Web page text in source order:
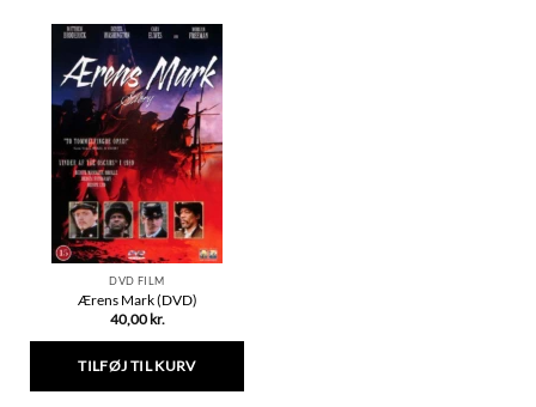
DVD FILM
Ærens Mark (DVD)
40,00 kr.
TILFØJ TIL KURV